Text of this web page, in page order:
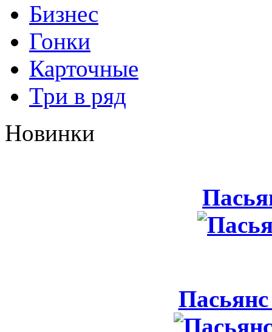
Бизнес
Гонки
Карточные
Три в ряд
Новинки